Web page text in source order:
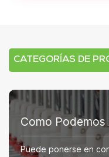
CATEGORÍAS DE
Como
Puede ponerse en